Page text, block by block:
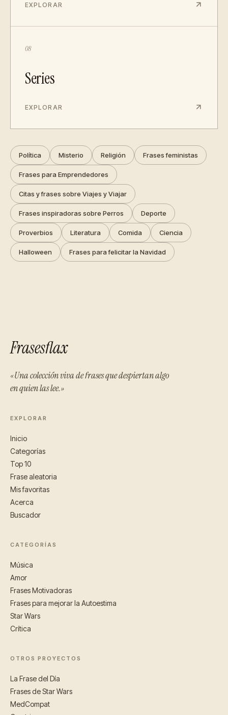
EXPLORAR
08
Series
EXPLORAR
Política Misterio Religión Frases feministas
Frases para Emprendedores
Citas y frases sobre Viajes y Viajar
Frases inspiradoras sobre Perros Deporte
Proverbios Literatura Comida Ciencia
Halloween Frases para felicitar la Navidad
Frasesflax
«Una colección viva de frases que despiertan algo
en quien las lee.»
EXPLORAR
Inicio
Categorías
Top 10
Frase aleatoria
Mis favoritas
Acerca
Buscador
CATEGORÍAS
Música
Amor
Frases Motivadoras
Frases para mejorar la Autoestima
Star Wars
Crítica
OTROS PROYECTOS
La Frase del Día
Frases de Star Wars
MedCompat